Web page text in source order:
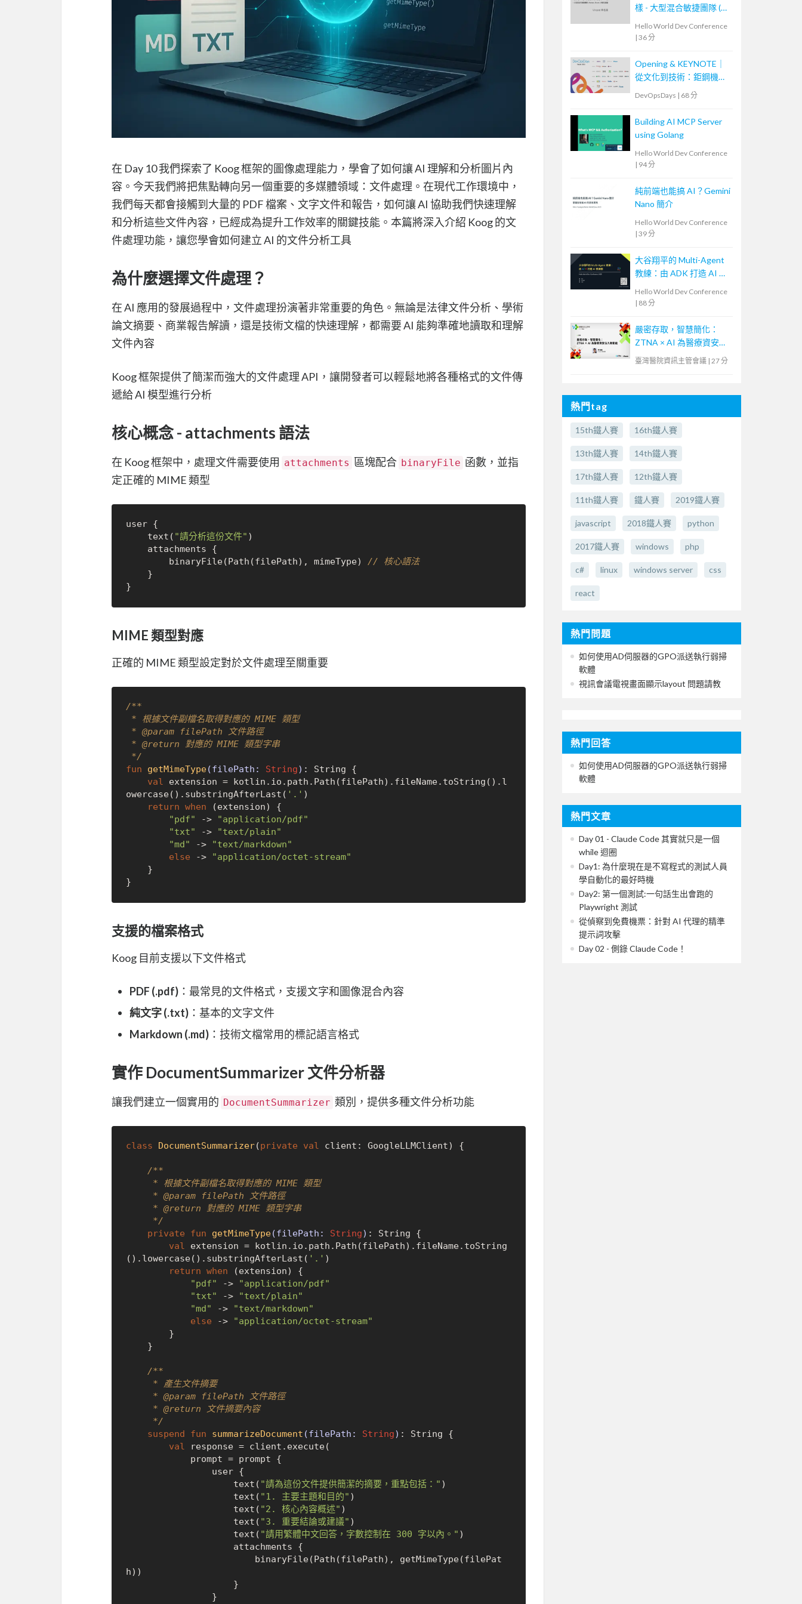
在 Day 10 我們探索了 Koog 框架的圖像處理能力，學會了如何讓 AI 理解和分析圖片內
容。今天我們將把焦點轉向另一個重要的多媒體領域：文件處理。在現代工作環境中，
我們每天都會接觸到大量的 PDF 檔案、文字文件和報告，如何讓 AI 協助我們快速理解
和分析這些文件內容，已經成為提升工作效率的關鍵技能。本篇將深入介紹 Koog 的文
件處理功能，讓您學會如何建立 AI 的文件分析工具
為什麼選擇文件處理？
在 AI 應用的發展過程中，文件處理扮演著非常重要的角色。無論是法律文件分析、學術
論文摘要、商業報告解讀，還是技術文檔的快速理解，都需要 AI 能夠準確地讀取和理解
文件內容
Koog 框架提供了簡潔而強大的文件處理 API，讓開發者可以輕鬆地將各種格式的文件傳
遞給 AI 模型進行分析
核心概念 - attachments 語法
在 Koog 框架中，處理文件需要使用 attachments 區塊配合 binaryFile 函數，並指
定正確的 MIME 類型
user {
    text(
"請分析這份文件" )
        binaryFile(Path(filePath), mimeType)
// 核心語法
MIME 類型對應
正確的 MIME 類型設定對於文件處理至關重要
/**
* @param filePath 文件路徑
* @return 對應的 MIME 類型字串
*/
fun
getMimeType(filePath: String) : String {
val extension = kotlin.io.path.Path(filePath).fileName.toString().l
owercase().substringAfterLast( '.' )
return when (extension) {
"pdf" ->
"application/pdf"
"txt" ->
"text/plain"
"md" ->
"text/markdown"
else ->
"application/octet-stream"
支援的檔案格式
Koog 目前支援以下文件格式
PDF (.pdf) ：最常見的文件格式，支援文字和圖像混合內容
純文字 (.txt) ：基本的文字文件
Markdown (.md) ：技術文檔常用的標記語言格式
實作 DocumentSummarizer 文件分析器
讓我們建立一個實用的 DocumentSummarizer 類別，提供多種文件分析功能
class DocumentSummarizer(private val client: GoogleLLMClient) {
/**
     *
@param filePath 文件路徑
     *
@return 對應的 MIME 類型字串
     */
private
fun getMimeType(filePath: String) : String {
val extension = kotlin.io.path.Path(filePath).fileName.toString
().lowercase().substringAfterLast( '.' )
return when (extension) {
"pdf" ->
"application/pdf"
"txt" ->
"text/plain"
"md" ->
"text/markdown"
else ->
"application/octet-stream"
/**
     *
@param filePath 文件路徑
     *
@return 文件摘要內容
     */
suspend
fun summarizeDocument (filePath: String) : String {
val response = client.execute(
                    text(
"請為這份文件提供簡潔的摘要，重點包括：" )
                    text(
"1. 主要主題和目的" )
                    text(
"2. 核心內容概述" )
                    text(
"3. 重要結論或建議" )
                    text(
"請用繁體中文回答，字數控制在 300 字以內。" )
h))
樣 - 大型混合敏捷團隊 (
驗
Hello World Dev Conference
| 36 分
Opening & KEYNOTE｜
從文化到技術：鉅鋼機械
的敏捷實踐與數位轉型之
DevOpsDays | 68 分
Building AI MCP Server
using Golang
Hello World Dev Conference
| 94 分
純前端也能搞 AI？Gemini
Nano 簡介
Hello World Dev Conference
| 39 分
大谷翔平的 Multi-Agent
教練：由 ADK 打造 AI 教
Hello World Dev Conference
| 88 分
嚴密存取，智慧簡化：
ZTNA × AI 為醫療資安注
入新動能
臺灣醫院資訊主管會議 | 27 分
熱門tag
15th鐵人賽 16th鐵人賽
13th鐵人賽 14th鐵人賽
17th鐵人賽 12th鐵人賽
11th鐵人賽 鐵人賽 2019鐵人賽
javascript 2018鐵人賽 python
2017鐵人賽 windows php
c# linux windows server css
react
熱門問題
如何使用AD伺服器的GPO派送執行弱掃
軟體
視訊會議電視畫面顯示layout 問題請教
熱門回答
如何使用AD伺服器的GPO派送執行弱掃
軟體
熱門文章
Day 01 - Claude Code 其實就只是一個
while 迴圈
Day1: 為什麼現在是不寫程式的測試人員
學自動化的最好時機
Day2: 第一個測試:一句話生出會跑的
Playwright 測試
從偵察到免費機票：針對 AI 代理的精準
提示詞攻擊
Day 02 - 側錄 Claude Code！